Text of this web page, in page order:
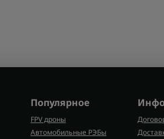
Популярное
FPV дроны
Автомобильные РЭБы